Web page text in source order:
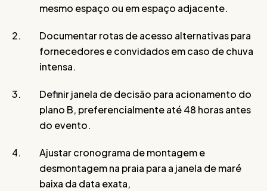
mesmo espaço ou em espaço adjacente.
Documentar rotas de acesso alternativas para
fornecedores e convidados em caso de chuva
intensa.
Definir janela de decisão para acionamento do
plano B, preferencialmente até 48 horas antes
do evento.
Ajustar cronograma de montagem e
desmontagem na praia para a janela de maré
baixa da data exata,